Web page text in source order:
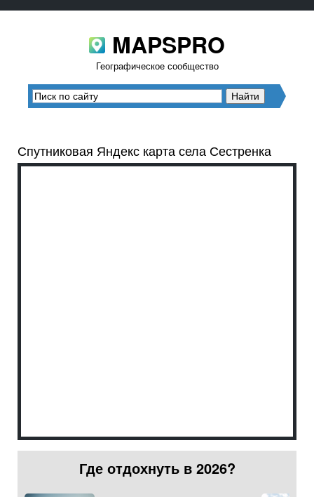
MAPSPRO
Географическое сообщество
Спутниковая Яндекс карта села Сестренка
Где отдохнуть в 2026?